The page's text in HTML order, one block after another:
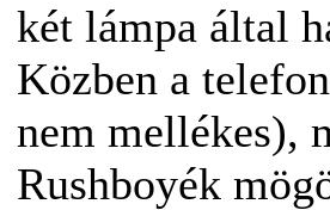
két lámpa által
Közben a
nem mellékes),
Rushboyék